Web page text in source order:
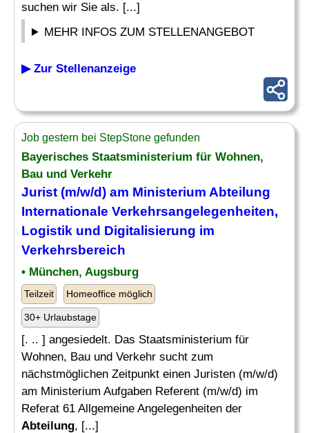
suchen wir Sie als. [...]
MEHR INFOS ZUM STELLENANGEBOT
▶ Zur Stellenanzeige
Job gestern bei StepStone gefunden
Bayerisches Staatsministerium für Wohnen,
Bau und Verkehr
Jurist (m/w/d) am Ministerium Abteilung
Internationale Verkehrsangelegenheiten,
Logistik und Digitalisierung im
Verkehrsbereich
• München, Augsburg
Teilzeit Homeoffice möglich
30+ Urlaubstage
[. .. ] angesiedelt. Das Staatsministerium für
Wohnen, Bau und Verkehr sucht zum
nächstmöglichen Zeitpunkt einen Juristen (m/w/d)
am Ministerium Aufgaben Referent (m/w/d) im
Referat 61 Allgemeine Angelegenheiten der
Abteilung, [...]